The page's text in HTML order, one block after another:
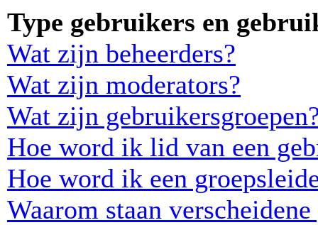
Type gebruikers en
Wat zijn beheerders?
Wat zijn moderators?
Wat zijn
Hoe word ik lid van een
Hoe word ik een
Waarom staan